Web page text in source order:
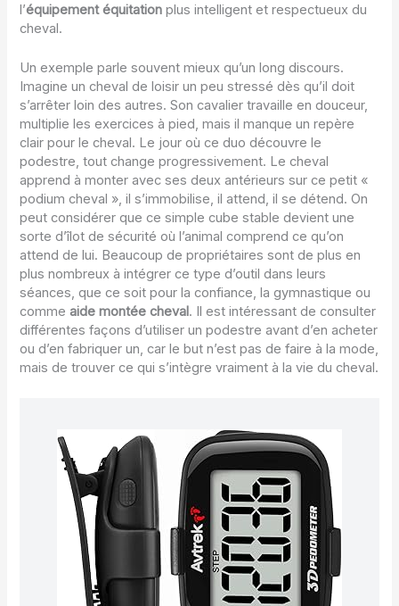
l’équipement équitation plus intelligent et respectueux du
cheval.
Un exemple parle souvent mieux qu’un long discours.
Imagine un cheval de loisir un peu stressé dès qu’il doit
s’arrêter loin des autres. Son cavalier travaille en douceur,
multiplie les exercices à pied, mais il manque un repère
clair pour le cheval. Le jour où ce duo découvre le
podestre, tout change progressivement. Le cheval
apprend à monter avec ses deux antérieurs sur ce petit «
podium cheval », il s’immobilise, il attend, il se détend. On
peut considérer que ce simple cube stable devient une
sorte d’îlot de sécurité où l’animal comprend ce qu’on
attend de lui. Beaucoup de propriétaires sont de plus en
plus nombreux à intégrer ce type d’outil dans leurs
séances, que ce soit pour la confiance, la gymnastique ou
commeaide montée cheval. Il est intéressant de consulter
différentes façons d’utiliser un podestre avant d’en acheter
ou d’en fabriquer un, car le but n’est pas de faire à la mode,
mais de trouver ce qui s’intègre vraiment à la vie du cheval.